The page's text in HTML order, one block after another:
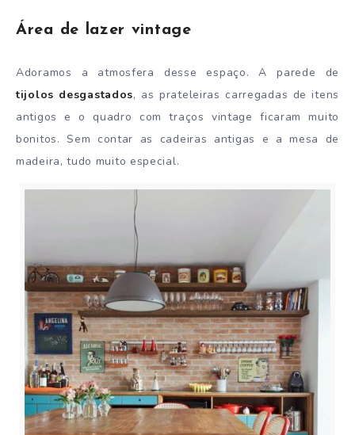
Área de lazer vintage
Adoramos a atmosfera desse espaço. A parede de
tijolos desgastados, as prateleiras carregadas de itens
antigos e o quadro com traços vintage ficaram muito
bonitos. Sem contar as cadeiras antigas e a mesa de
madeira, tudo muito especial.